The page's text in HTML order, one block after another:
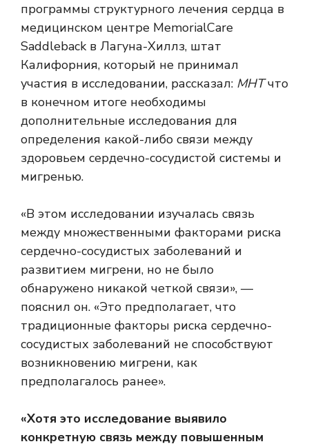
программы структурного лечения сердца в
медицинском центре MemorialCare
Saddleback в Лагуна-Хиллз, штат
Калифорния, который не принимал
участия в исследовании, рассказал: МНТчто
в конечном итоге необходимы
дополнительные исследования для
определения какой-либо связи между
здоровьем сердечно-сосудистой системы и
мигренью.
«В этом исследовании изучалась связь
между множественными факторами риска
сердечно-сосудистых заболеваний и
развитием мигрени, но не было
обнаружено никакой четкой связи», —
пояснил он. «Это предполагает, что
традиционные факторы риска сердечно-
сосудистых заболеваний не способствуют
возникновению мигрени, как
предполагалось ранее».
«Хотя это исследование выявило
конкретную связь между повышенным